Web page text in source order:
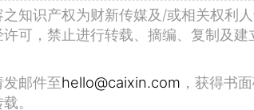
知识产权为财新传媒及/或相关权利
可，禁止进行转载、摘编、复制及建
邮件至hello@caixin.com ，获得书
。